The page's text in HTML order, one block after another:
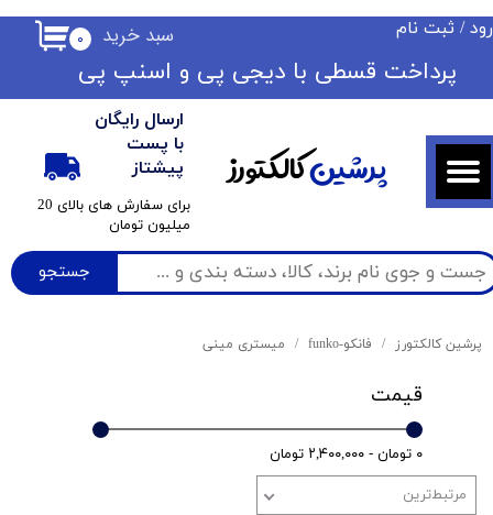
جستجو
ارسال رایگان
با پست
پیشتاز
​برای سفارش های بالای 20
میلیون تومان
۰ سبد خرید / ثبت نام
حساب کاربری من
تغییر گذر واژه
سفارشات
خروج از حساب کاربری
​​پرداخت قسطی با دیجی پی ​​​​​​​و اسنپ پی
پرشینکالکتورز
پرشین کالکتورز فانکو-funko میستری مینی
قیمت
۰ تومان - ۲,۴۰۰,۰۰۰ تومان
مرتبط‌ترین